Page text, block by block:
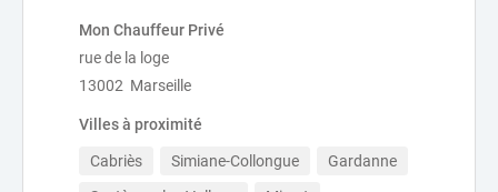
Mon Chauffeur Privé
rue de la loge
13002 Marseille
Villes à proximité
Cabriès Simiane-Collongue
Gardanne